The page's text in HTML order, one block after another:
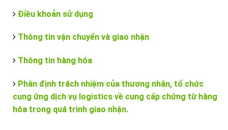
Điều khoản sử dụng
Thông tin vận chuyển và giao nhận
Thông tin hàng hóa
Phân định trách nhiệm của thương nhân, tổ chức
cung ứng dịch vụ logistics về cung cấp chứng từ hàng
hóa trong quá trình giao nhận.